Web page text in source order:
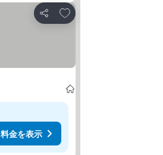
シェア
お気に入りに追加
料金を表示